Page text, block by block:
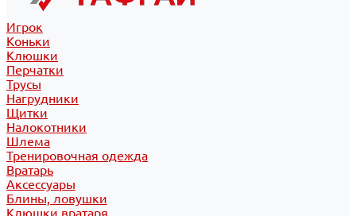
Игрок
Коньки
Клюшки
Перчатки
Трусы
Нагрудники
Щитки
Налокотники
Шлема
Тренировочная одежда
Вратарь
Аксессуары
Блины, ловушки
Клюшки вратаря